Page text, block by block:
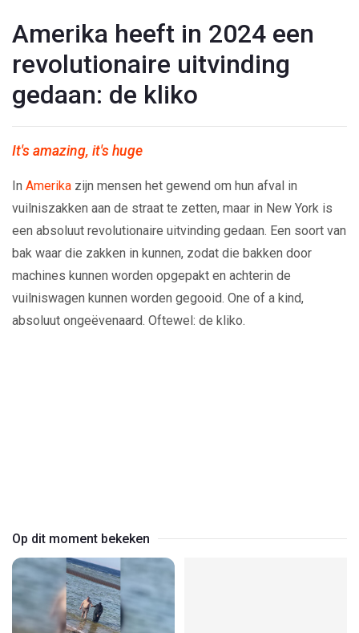
Amerika heeft in 2024 een
revolutionaire uitvinding
gedaan: de kliko
It's amazing, it's huge
In Amerika zijn mensen het gewend om hun afval in
vuilniszakken aan de straat te zetten, maar in New York is
een absoluut revolutionaire uitvinding gedaan. Een soort van
bak waar die zakken in kunnen, zodat die bakken door
machines kunnen worden opgepakt en achterin de
vuilniswagen kunnen worden gegooid. One of a kind,
absoluut ongeëvenaard. Oftewel: de kliko.
Op dit moment bekeken